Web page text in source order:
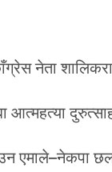
नेता
आत्महत्या
एमाले–नेकपा